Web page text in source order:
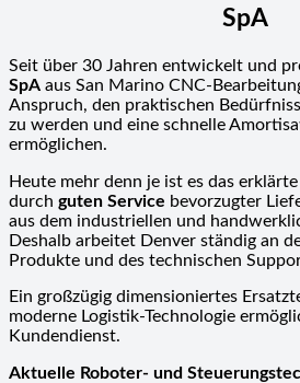
SpA
Seit über 30 Jahren entwickelt und
SpA aus San Marino CNC-
Anspruch, den praktischen
zu werden und eine schnelle
ermöglichen.
Heute mehr denn je ist es das
durch guten Service bevorzugter
aus dem industriellen und
Deshalb arbeitet Denver ständig an
Produkte und des technischen
Ein großzügig dimensioniertes
moderne Logistik-Technologie
Kundendienst.
Aktuelle Roboter- und